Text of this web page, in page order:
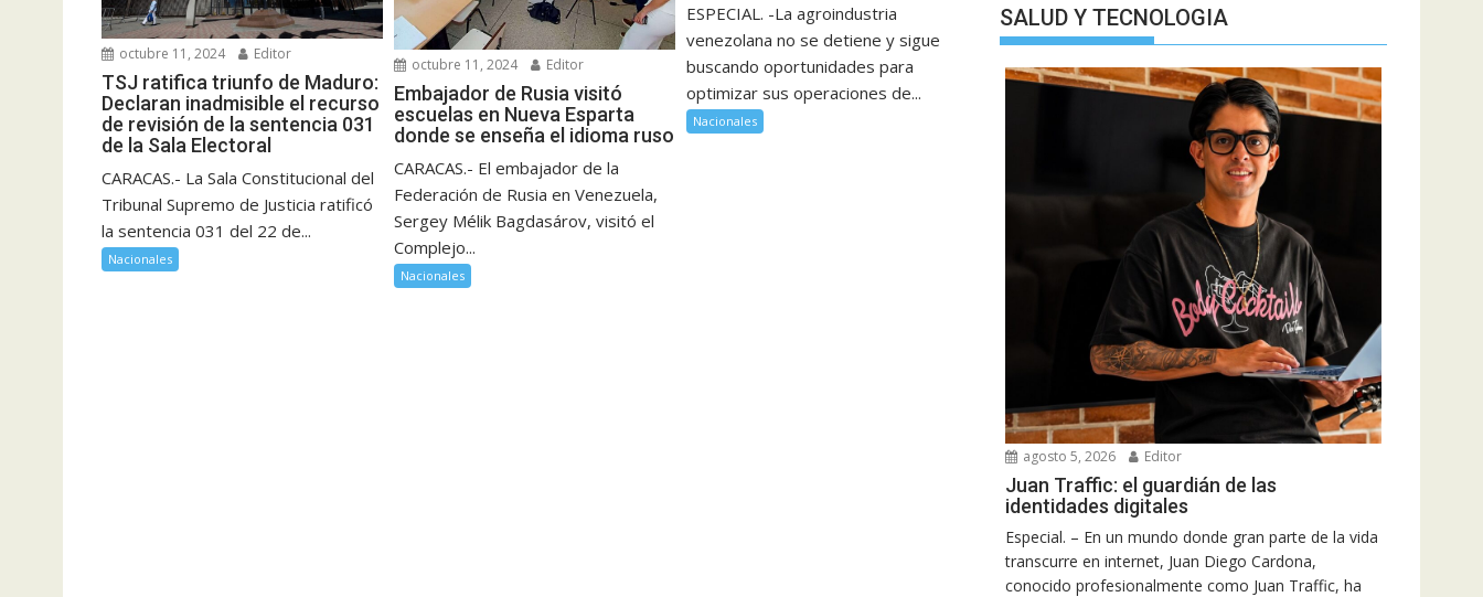
octubre 11, 2024 Editor
TSJ ratifica triunfo de Maduro:
Declaran inadmisible el recurso
de revisión de la sentencia 031
de la Sala Electoral
CARACAS.- La Sala Constitucional del
Tribunal Supremo de Justicia ratificó
la sentencia 031 del 22 de...
Nacionales
octubre 11, 2024 Editor
Embajador de Rusia visitó
escuelas en Nueva Esparta
donde se enseña el idioma ruso
CARACAS.- El embajador de la
Federación de Rusia en Venezuela,
Sergey Mélik Bagdasárov, visitó el
Complejo...
Nacionales
ESPECIAL. -La agroindustria
venezolana no se detiene y sigue
buscando oportunidades para
optimizar sus operaciones de...
Nacionales
SALUD Y TECNOLOGIA
agosto 5, 2026 Editor
Juan Traffic: el guardián de las
identidades digitales
Especial. – En un mundo donde gran parte de la vida
transcurre en internet, Juan Diego Cardona,
conocido profesionalmente como Juan Traffic, ha